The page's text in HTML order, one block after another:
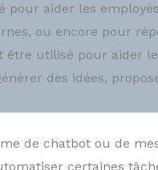
pour aider les
ou encore pour
être utilisé pour aider
des idées,
de chatbot ou de
certaines